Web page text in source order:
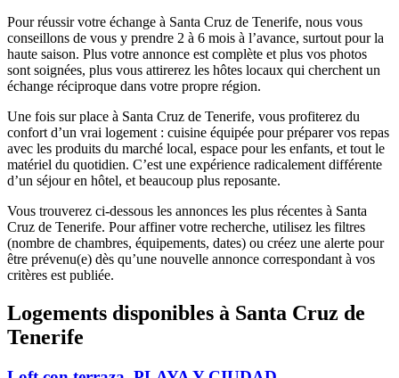
Pour réussir votre échange à Santa Cruz de Tenerife, nous vous
conseillons de vous y prendre 2 à 6 mois à l’avance, surtout pour la
haute saison. Plus votre annonce est complète et plus vos photos
sont soignées, plus vous attirerez les hôtes locaux qui cherchent un
échange réciproque dans votre propre région.
Une fois sur place à Santa Cruz de Tenerife, vous profiterez du
confort d’un vrai logement : cuisine équipée pour préparer vos repas
avec les produits du marché local, espace pour les enfants, et tout le
matériel du quotidien. C’est une expérience radicalement différente
d’un séjour en hôtel, et beaucoup plus reposante.
Vous trouverez ci-dessous les annonces les plus récentes à Santa
Cruz de Tenerife. Pour affiner votre recherche, utilisez les filtres
(nombre de chambres, équipements, dates) ou créez une alerte pour
être prévenu(e) dès qu’une nouvelle annonce correspondant à vos
critères est publiée.
Logements disponibles à Santa Cruz de
Tenerife